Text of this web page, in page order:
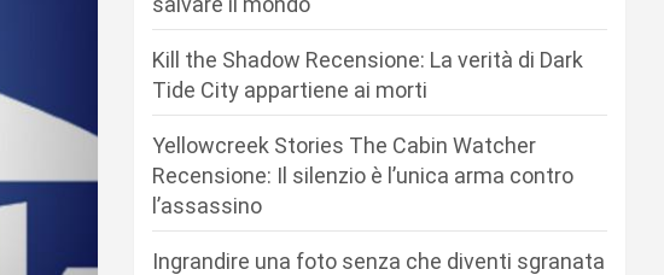
Kill the Shadow Recensione: La verità di Dark
Tide City appartiene ai morti
Yellowcreek Stories The Cabin Watcher
Recensione: Il silenzio è l’unica arma contro
l’assassino
Ingrandire una foto senza che diventi sgranata